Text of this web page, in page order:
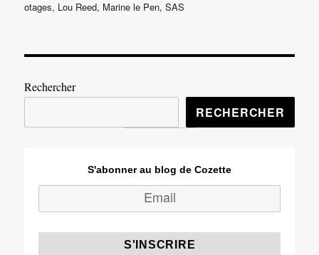
le
otages, Lou Reed, Marine le Pen,SAS
Rechercher
RECHERCHER
S'abonner au blog de Cozette